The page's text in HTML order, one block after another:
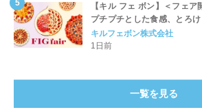
【キル フェ ボン】＜フェ
プチプチとした食感、とろ
をたっぷりと。新作を含め、
登場8月20日（木）スタート
キルフェボン株式会社
1日前
一覧を見る